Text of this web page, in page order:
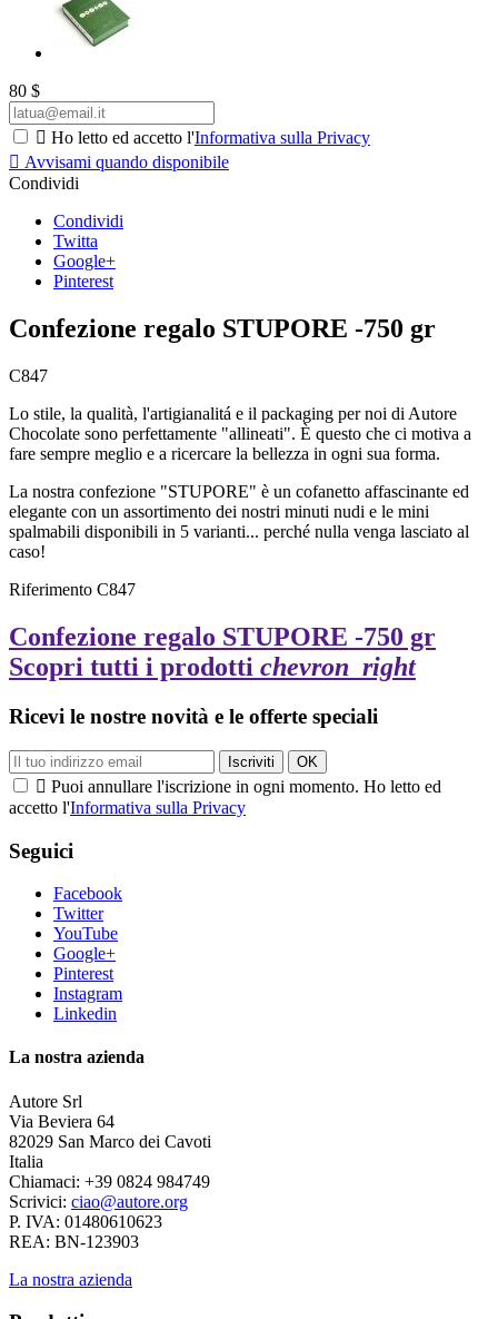
80 $
 Ho letto ed accetto l'Informativa sulla Privacy
 Avvisami quando disponibile
Condividi
Condividi
Twitta
Google+
Pinterest
Confezione regalo STUPORE -750 gr
C847
Lo stile, la qualità, l'artigianalitá e il packaging per noi di Autore
Chocolate sono perfettamente "allineati". È questo che ci motiva a
fare sempre meglio e a ricercare la bellezza in ogni sua forma.
La nostra confezione "STUPORE" è un cofanetto affascinante ed
elegante con un assortimento dei nostri minuti nudi e le mini
spalmabili disponibili in 5 varianti... perché nulla venga lasciato al
caso!
Riferimento C847
Confezione regalo STUPORE -750 gr
Scopri tutti i prodotti chevron_right
Ricevi le nostre novità e le offerte speciali
 Puoi annullare l'iscrizione in ogni momento. Ho letto ed
accetto l'Informativa sulla Privacy
Seguici
Facebook
Twitter
YouTube
Google+
Pinterest
Instagram
Linkedin
La nostra azienda
Autore Srl
Via Beviera 64
82029 San Marco dei Cavoti
Italia
Chiamaci: +39 0824 984749
Scrivici: ciao@autore.org
P. IVA: 01480610623
REA: BN-123903
La nostra azienda